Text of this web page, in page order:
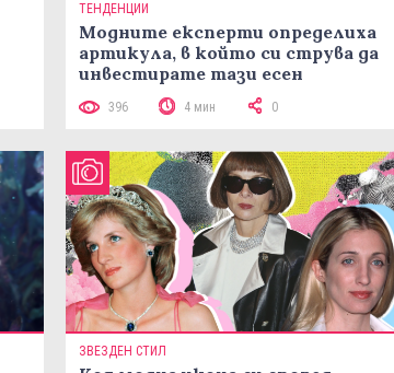
ТЕНДЕНЦИИ
Модните експерти определиха
артикула, в който си струва да
инвестирате тази есен
396 4 мин 0
ЗВЕЗДЕН СТИЛ